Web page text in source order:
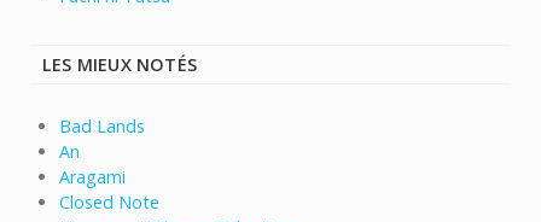
LES MIEUX NOTÉS
Bad Lands
An
Aragami
Closed Note